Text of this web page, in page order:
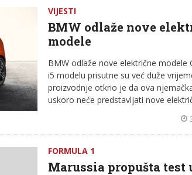
VIJESTI
BMW odlaže nove
modele
BMW odlaže nove električne modele
i5 modelu prisutne su već duže
proizvodnje otkrio je da ova
uskoro neće predstavljati nove
FORMULA 1
Marussia propušta test